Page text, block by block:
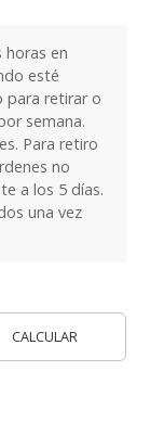
horas en
esté
para retirar o
semana.
Para retiro
no
a los 5 días.
una vez
CALCULAR